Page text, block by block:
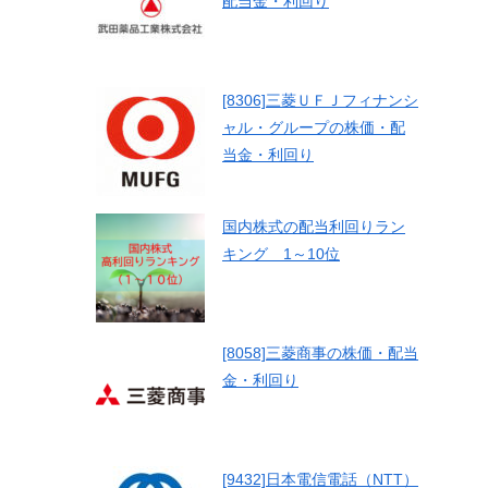
[8306]三菱ＵＦＪフィナンシ
ャル・グループの株価・配
当金・利回り
国内株式の配当利回りラン
キング 1～10位
[8058]三菱商事の株価・配当
金・利回り
[9432]日本電信電話（NTT）